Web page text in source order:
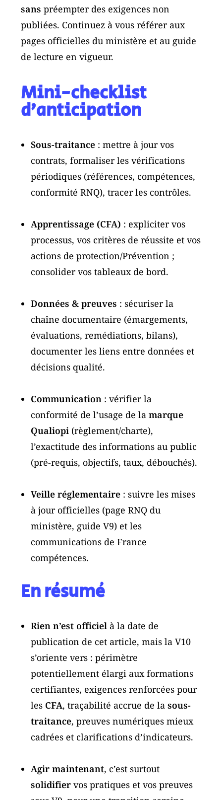
sans préempter des exigences non
publiées. Continuez à vous référer aux
pages officielles du ministère et au guide
de lecture en vigueur.
Mini-checklist
d’anticipation
Sous-traitance : mettre à jour vos
contrats, formaliser les vérifications
périodiques (références, compétences,
conformité RNQ), tracer les contrôles.
Apprentissage (CFA) : expliciter vos
processus, vos critères de réussite et vos
actions de protection/Prévention ;
consolider vos tableaux de bord.
Données & preuves : sécuriser la
chaîne documentaire (émargements,
évaluations, remédiations, bilans),
documenter les liens entre données et
décisions qualité.
Communication : vérifier la
conformité de l’usage de lamarque
Qualiopi (règlement/charte),
l’exactitude des informations au public
(pré-requis, objectifs, taux, débouchés).
Veille réglementaire : suivre les mises
à jour officielles (page RNQ du
ministère, guide V9) et les
communications de France
compétences.
En résumé
Rien n’est officiel à la date de
publication de cet article, mais la V10
s’oriente vers : périmètre
potentiellement élargi aux formations
certifiantes, exigences renforcées pour
les CFA, traçabilité accrue de lasous-
traitance, preuves numériques mieux
cadrées et clarifications d’indicateurs.
Agir maintenant, c’est surtout
solidifier vos pratiques et vos preuves